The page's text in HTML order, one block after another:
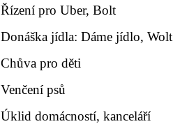
Řízení pro Uber, Bolt
Donáška jídla: Dáme jídlo, Wolt
Chůva pro děti
Venčení psů
Úklid domácností, kanceláří